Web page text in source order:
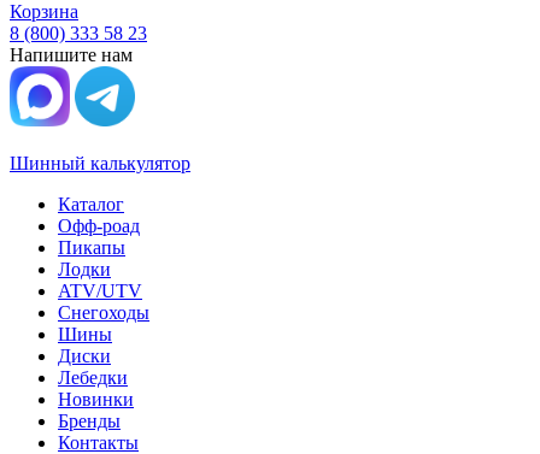
Корзина
8 (800) 333 58 23
Напишите нам
Шинный калькулятор
Каталог
Офф-роад
Пикапы
Лодки
ATV/UTV
Снегоходы
Шины
Диски
Лебедки
Новинки
Бренды
Контакты